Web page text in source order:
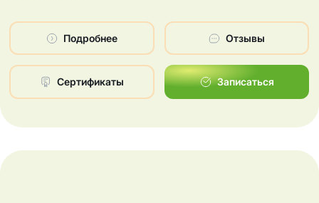
Подробнее Отзывы
Сертификаты Записаться